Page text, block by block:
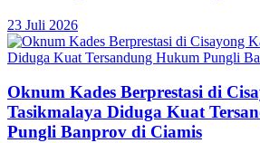
23 Juli 2026
Oknum Kades Berprestasi di
Tasikmalaya Diduga Kuat
Pungli Banprov di Ciamis